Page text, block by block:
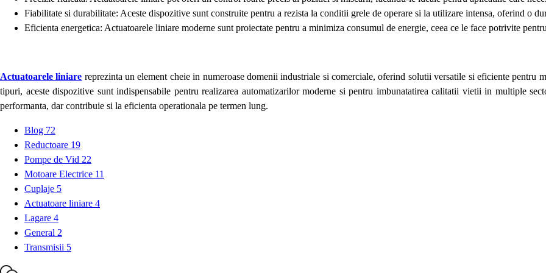
Fiabilitate si durabilitate: Aceste dispozitive sunt construite pentru a rezista la conditii grele de operare si la utilizare intensa, oferind o
Eficienta energetica: Actuatoarele liniare moderne sunt proiectate pentru a minimiza consumul de energie, ceea ce le face potrivite
Actuatoarele liniare reprezinta un element cheie in numeroase domenii industriale si comerciale, oferind solutii versatile si eficiente
tipuri, aceste dispozitive sunt indispensabile pentru realizarea automatizarilor moderne si pentru imbunatatirea calitatii vietii in multiple
performanta, dar contribuie si la eficienta operationala pe termen lung.
Blog 72
Reductoare 19
Pompe de Vid 22
Motoare Electrice 11
Cuplaje 5
Actuatoare liniare 4
Lagare 4
General 2
Transmisii 5